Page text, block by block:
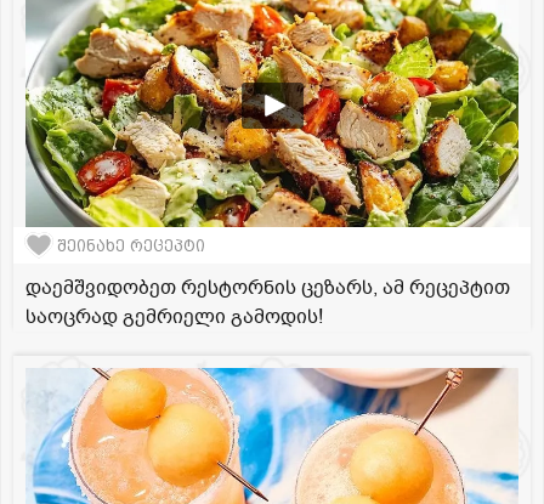
შეინახე რეცეპტი
დაემშვიდობეთ რესტორნის ცეზარს, ამ რეცეპტით
საოცრად გემრიელი გამოდის!